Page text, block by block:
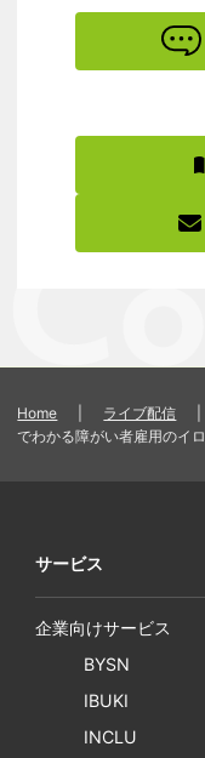
Home ライブ配信
でわかる障がい者雇用のイ
サービス
企業向けサービス
BYSN
IBUKI
INCLU